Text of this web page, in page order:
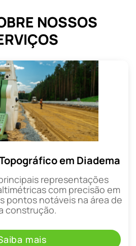
NOSSOS
em Diadema
representações
com precisão em
pontos notáveis na área de
construção.
mais